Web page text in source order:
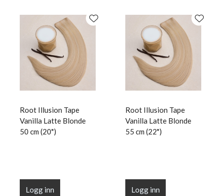
Root Illusion Tape
Vanilla Latte Blonde
50 cm (20")
Logg inn
Root Illusion Tape
Vanilla Latte Blonde
55 cm (22")
Logg inn